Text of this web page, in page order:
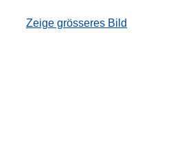
Zeige grösseres Bild